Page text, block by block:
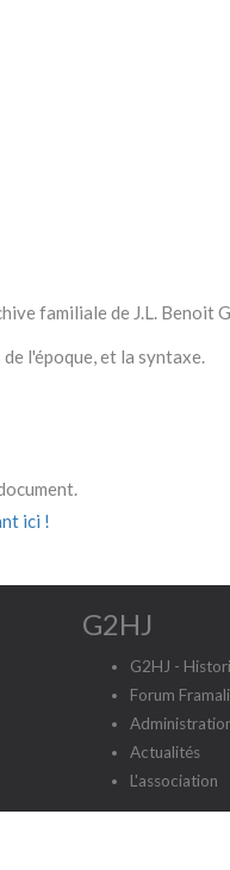
familiale de J.L. Benoit
l'époque, et la syntaxe.
ici !
G2HJ
G2HJ -
Forum
Actualités
L'association